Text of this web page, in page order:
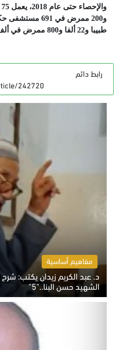
طبيبا و22 ألفا و800 ممرض في ألف و157 مستشفى خاصا.
رابط دائم
242720
مفاهيم أساسية
د. عبد الكريم زيدان يكتب:
الشهيد حسن البنا.."5"
السبت 8 أغسطس 2026 10:46 ص